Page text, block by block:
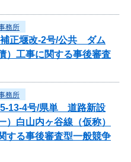
務所
補正堰改-2号/公共 ダム
）工事に関する事後審査
務所
5-13-4号/県単 道路新設
白山内ヶ谷線（仮称）
る事後審査型一般競争